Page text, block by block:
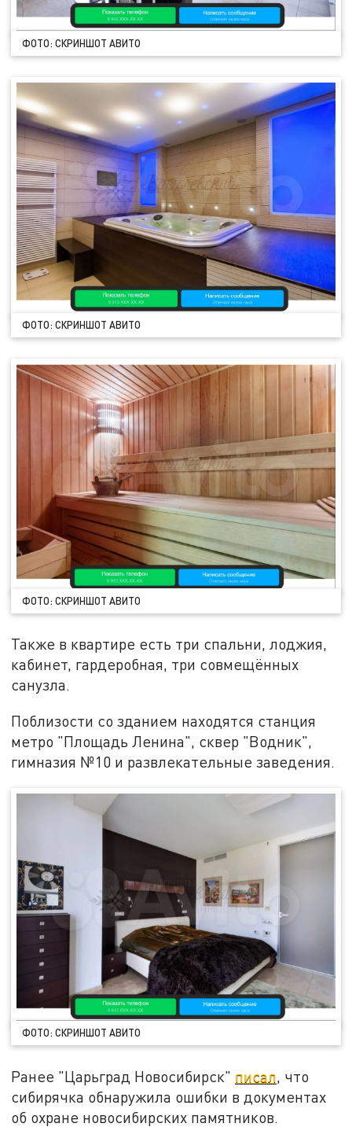
ФОТО: СКРИНШОТ АВИТО
ФОТО: СКРИНШОТ АВИТО
ФОТО: СКРИНШОТ АВИТО
Также в квартире есть три спальни, лоджия,
кабинет, гардеробная, три совмещённых
санузла.
Поблизости со зданием находятся станция
метро "Площадь Ленина", сквер "Водник",
гимназия №10 и развлекательные заведения.
ФОТО: СКРИНШОТ АВИТО
Ранее "Царьград Новосибирск" писал, что
сибирячка обнаружила ошибки в документах
об охране новосибирских памятников.